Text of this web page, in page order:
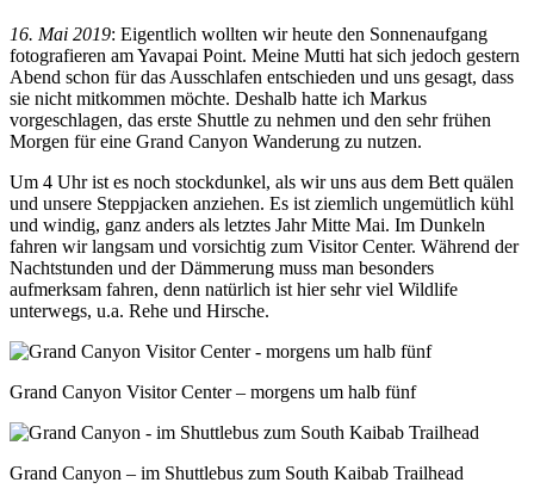
16. Mai 2019: Eigentlich wollten wir heute den Sonnenaufgang
fotografieren am Yavapai Point. Meine Mutti hat sich jedoch gestern
Abend schon für das Ausschlafen entschieden und uns gesagt, dass
sie nicht mitkommen möchte. Deshalb hatte ich Markus
vorgeschlagen, das erste Shuttle zu nehmen und den sehr frühen
Morgen für eine Grand Canyon Wanderung zu nutzen.
Um 4 Uhr ist es noch stockdunkel, als wir uns aus dem Bett quälen
und unsere Steppjacken anziehen. Es ist ziemlich ungemütlich kühl
und windig, ganz anders als letztes Jahr Mitte Mai. Im Dunkeln
fahren wir langsam und vorsichtig zum Visitor Center. Während der
Nachtstunden und der Dämmerung muss man besonders
aufmerksam fahren, denn natürlich ist hier sehr viel Wildlife
unterwegs, u.a. Rehe und Hirsche.
Grand Canyon Visitor Center – morgens um halb fünf
Grand Canyon – im Shuttlebus zum South Kaibab Trailhead